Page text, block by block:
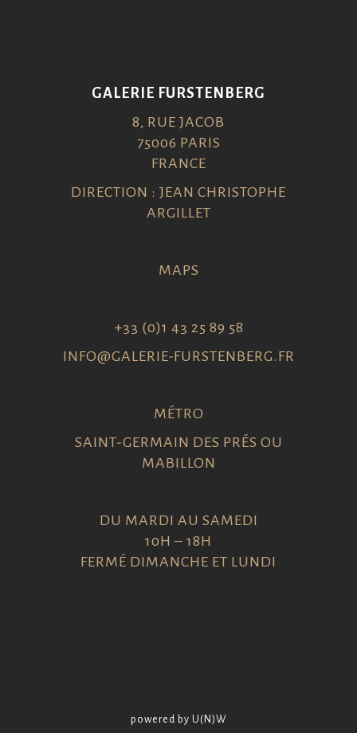
GALERIE FURSTENBERG
8, RUE JACOB
75006 PARIS
FRANCE
DIRECTION : JEAN CHRISTOPHE
ARGILLET
MAPS
+33 (0)1 43 25 89 58
INFO@GALERIE-FURSTENBERG.FR
MÉTRO
SAINT-GERMAIN DES PRÉS OU
MABILLON
DU MARDI AU SAMEDI
10H – 18H
FERMÉ DIMANCHE ET LUNDI
powered by U(N)W